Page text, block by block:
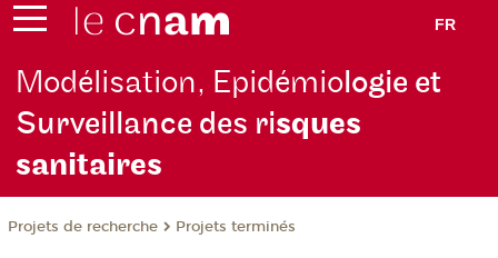
FR
Modélisation, Epidémiologie et
Surveillance des risques
sanitaires
Projets de recherche Projets terminés